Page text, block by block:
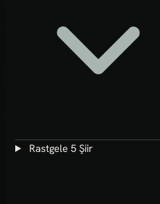
Rastgele 5 Şiir